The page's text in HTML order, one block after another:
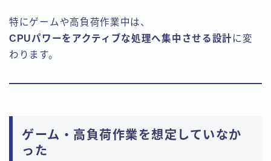
特にゲームや高負荷作業中は、
CPUパワーをアクティブな処理へ集中させる設計に変
わります。
ゲーム・高負荷作業を想定していなか
った